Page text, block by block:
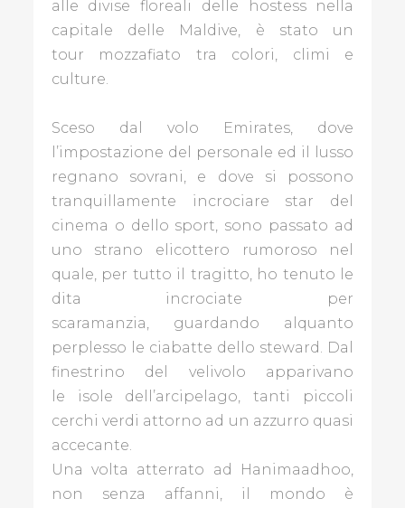
ECONOMIA
NEL
MONDO
L'AMBIENTE
CHE
VOGLIAMO
LUOGHI
D'INCANTO
STORIE
DI
LIBRI
alle divise floreali delle hostess nella
capitale delle Maldive, è stato un
tour mozzafiato tra colori, climi e
culture.
Sceso dal volo Emirates, dove
l’impostazione del personale ed il lusso
regnano sovrani, e dove si possono
tranquillamente incrociare star del
cinema o dello sport, sono passato ad
uno strano elicottero rumoroso nel
quale, per tutto il tragitto, ho tenuto le
dita incrociate per
scaramanzia, guardando alquanto
perplesso le ciabatte dello steward. Dal
finestrino del velivolo apparivano
le isole dell’arcipelago, tanti piccoli
cerchi verdi attorno ad un azzurro quasi
accecante.
Una volta atterrato ad Hanimaadhoo,
non senza affanni, il mondo è